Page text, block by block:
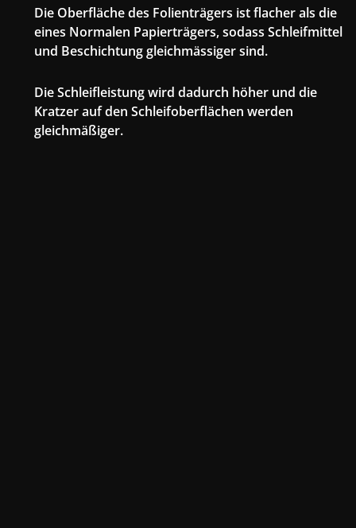
Die Oberfläche des Folienträgers ist flacher als die
eines Normalen Papierträgers, sodass Schleifmittel
und Beschichtung gleichmässiger sind.
Die Schleifleistung wird dadurch höher und die
Kratzer auf den Schleifoberflächen werden
gleichmäßiger.